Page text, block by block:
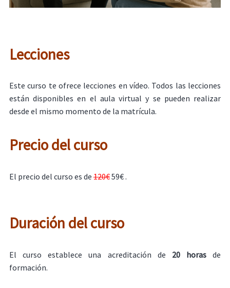
Lecciones
Este curso te ofrece lecciones en vídeo. Todos las lecciones
están disponibles en el aula virtual y se pueden realizar
desde el mismo momento de la matrícula.
Precio del curso
El precio del curso es de 120€59€ .
Duración del curso
El curso establece una acreditación de 20 horasde
formación.